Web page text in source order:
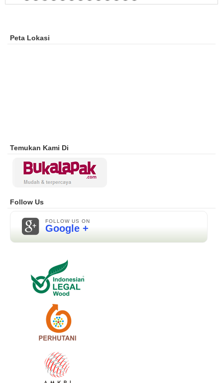
Peta Lokasi
Temukan Kami Di
Follow Us
FOLLOW US ON
Google +